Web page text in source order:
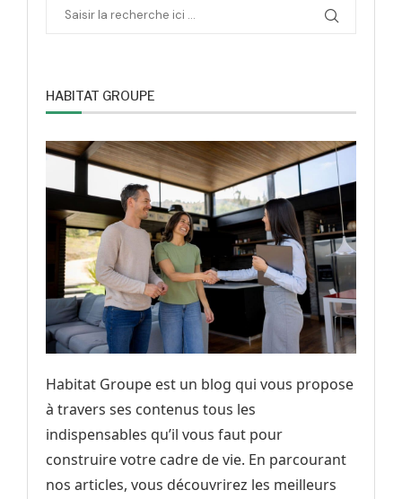
HABITAT GROUPE
Habitat Groupe est un blog qui vous propose
à travers ses contenus tous les
indispensables qu’il vous faut pour
construire votre cadre de vie. En parcourant
nos articles, vous découvrirez les meilleurs